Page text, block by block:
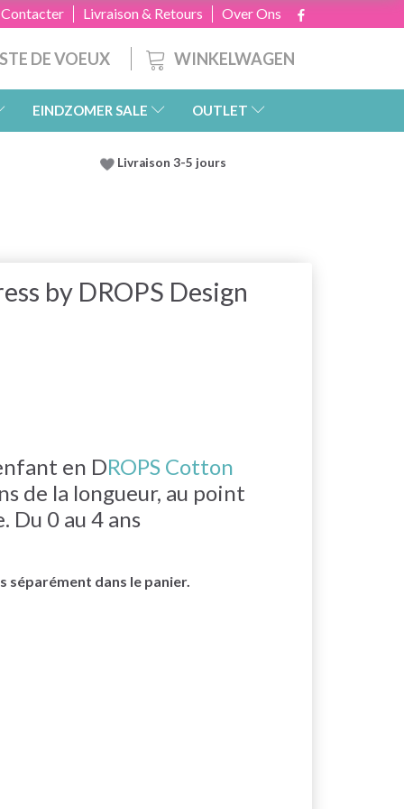
Over Ons
Livraison & Retours
WINKELWAGEN
DE VOEUX
EINDZOMER SALE OUTLET
Livraison 3-5 jours
by DROPS Design
en DROPS Cotton
de la longueur, au point
Du 0 au 4 ans
séparément dans le panier.